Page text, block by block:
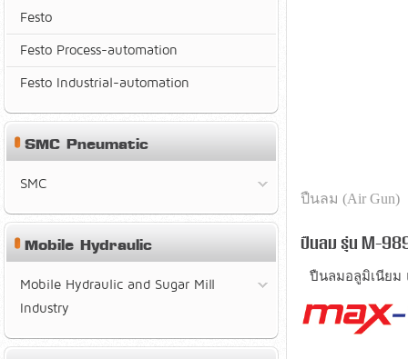
ปืนลม (Air Gun)
ปืนลม รุ่น M-
ปืนลมอลูมิเนียม
Festo
Festo Process-automation
Festo Industrial-automation
SMC Pneumatic
SMC
Mobile Hydraulic
Mobile Hydraulic and Sugar Mill
Industry